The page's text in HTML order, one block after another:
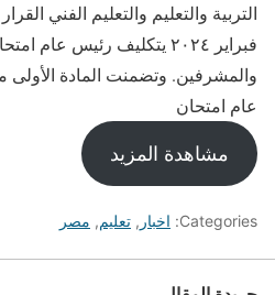
فبراير ٢٠٢٤ يتكليف رئيس عام
والمشرفين. وتضمنت المادة
عام امتحان
مشاهدة المزيد
Categories: اخبار , تعليم, مصر